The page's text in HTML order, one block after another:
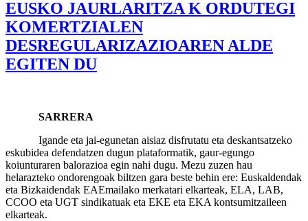
EUSKO JAURLARITZA K ORDUTEGI
KOMERTZIALEN
DESREGULARIZAZIOAREN ALDE
EGITEN DU
SARRERA
Igande eta jai-egunetan aisiaz disfrutatu eta deskantsatzeko
eskubidea defendatzen dugun plataformatik, gaur-egungo
koiunturaren balorazioa egin nahi dugu. Mezu zuzen hau
helarazteko ondorengoak biltzen gara beste behin ere: Euskaldendak
eta Bizkaidendak EAEmailako merkatari elkarteak, ELA, LAB,
CCOO eta UGT sindikatuak eta EKE eta EKA kontsumitzaileen
elkarteak.